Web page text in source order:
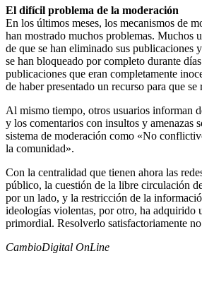
El difícil problema de la moderación
En los últimos meses, los mecanismos de
han mostrado muchos problemas. Muchos
de que se han eliminado sus publicaciones
se han bloqueado por completo durante
publicaciones que eran completamente
de haber presentado un recurso para que
Al mismo tiempo, otros usuarios informan
y los comentarios con insultos y amenazas
sistema de moderación como «No
la comunidad».
Con la centralidad que tienen ahora las
público, la cuestión de la libre circulación
por un lado, y la restricción de la
ideologías violentas, por otro, ha adquirido
primordial. Resolverlo satisfactoriamente
CambioDigital OnLine